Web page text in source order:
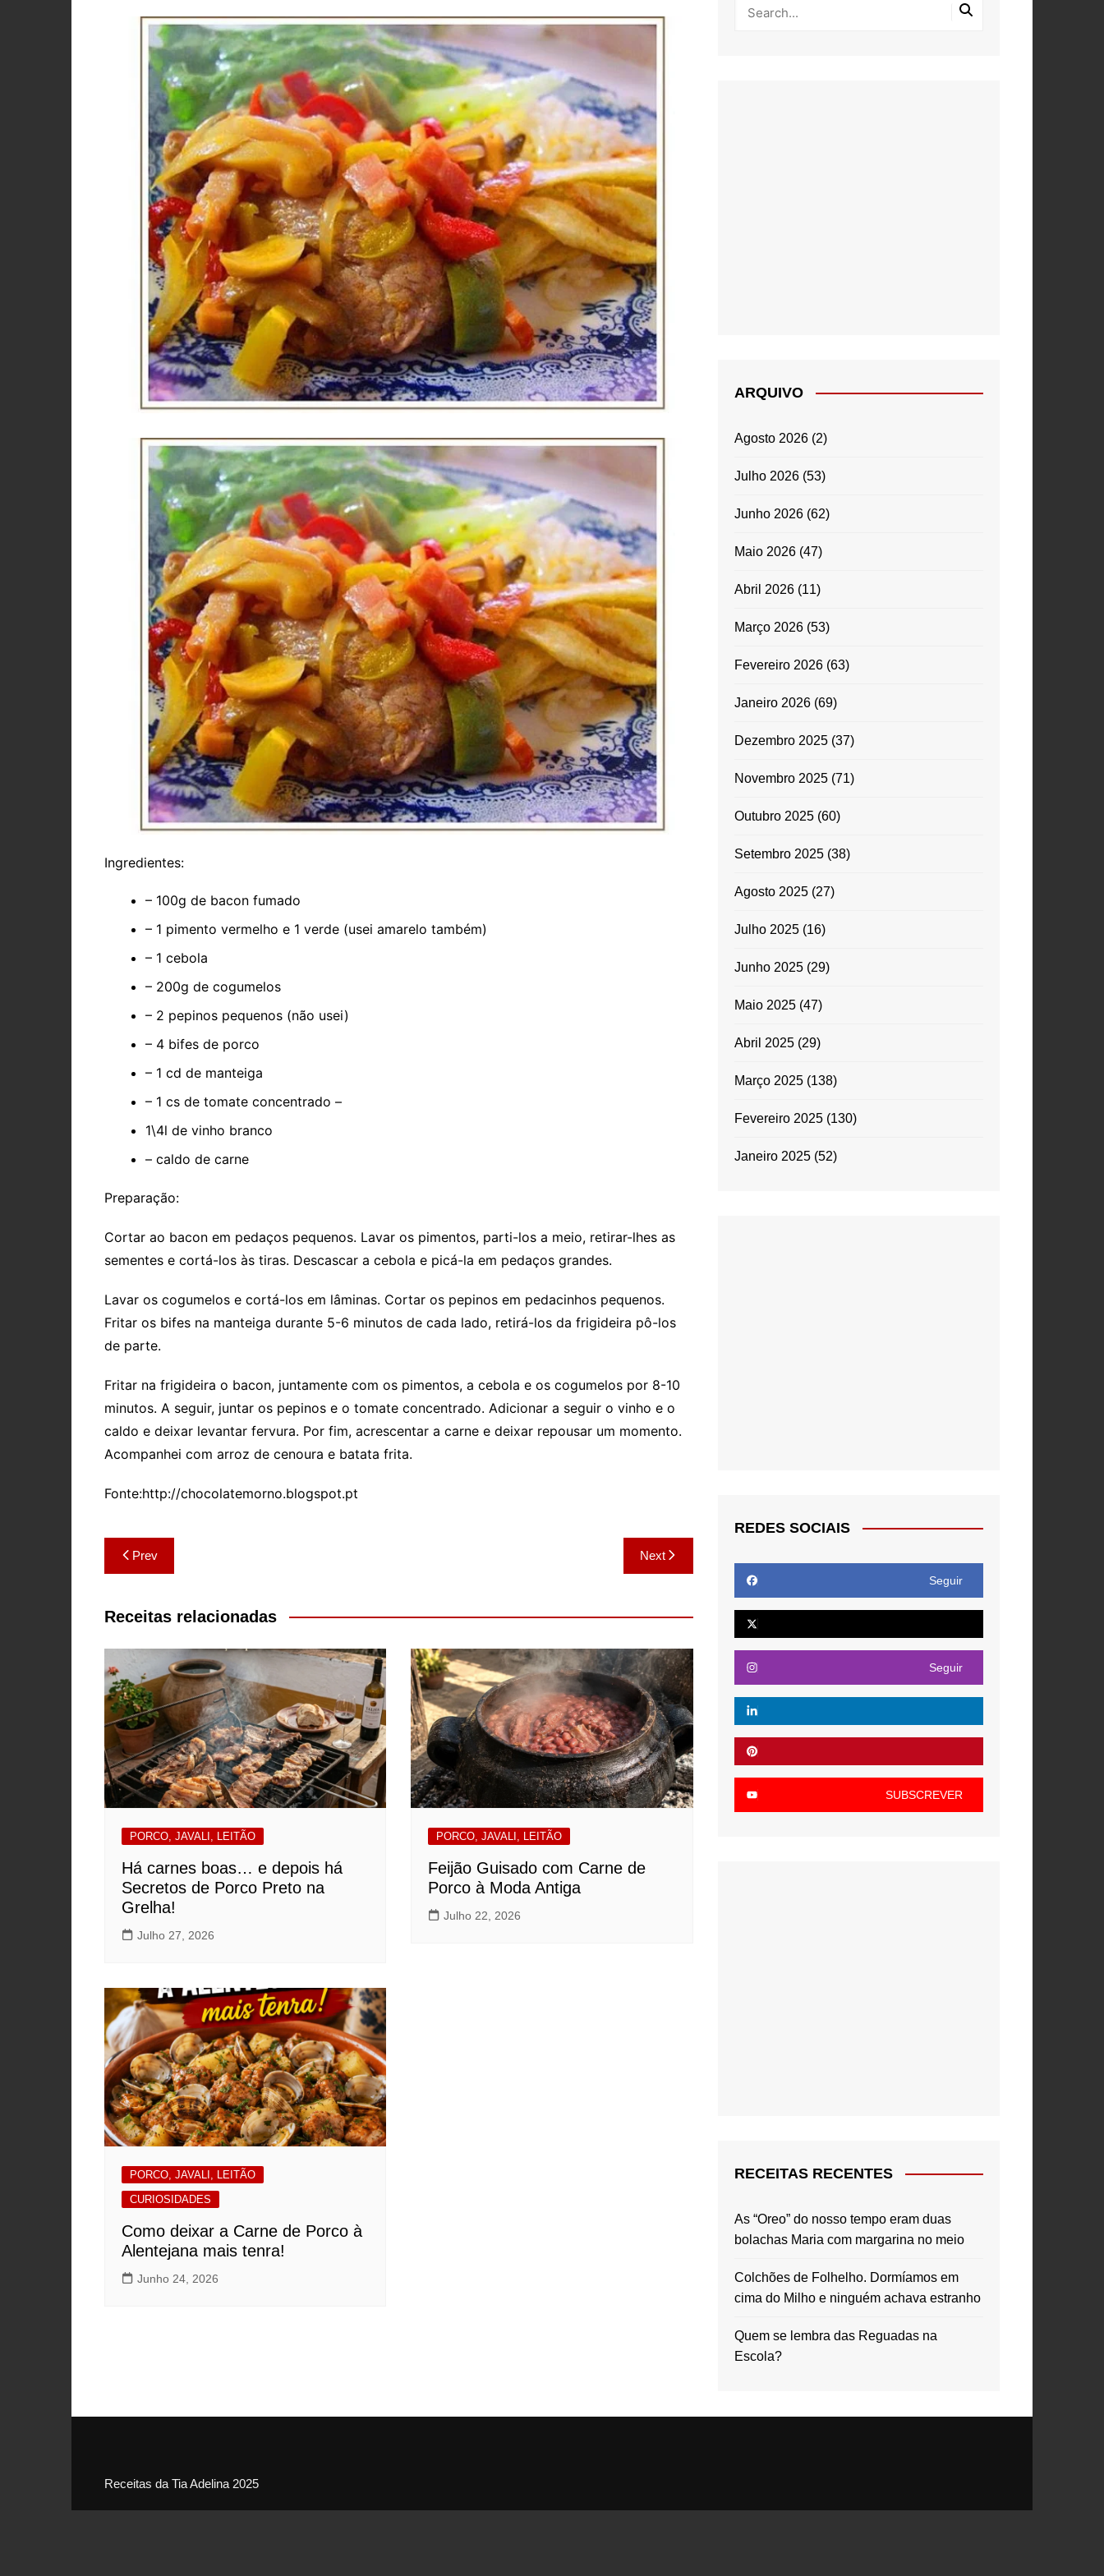
VACA, VITELA, NOVILHO
SALADAS
MIGAS E AÇORDAS
PETISCOS
QUICHES
Ingredientes:
– 100g de bacon fumado
– 1 pimento vermelho e 1 verde (usei amarelo também)
– 1 cebola
– 200g de cogumelos
– 2 pepinos pequenos (não usei)
– 4 bifes de porco
– 1 cd de manteiga
– 1 cs de tomate concentrado –
1\4l de vinho branco
– caldo de carne
Preparação:
Cortar ao bacon em pedaços pequenos. Lavar os pimentos, parti-los a meio, retirar-lhes as
sementes e cortá-los às tiras. Descascar a cebola e picá-la em pedaços grandes.
Lavar os cogumelos e cortá-los em lâminas. Cortar os pepinos em pedacinhos pequenos.
Fritar os bifes na manteiga durante 5-6 minutos de cada lado, retirá-los da frigideira pô-los
de parte.
Fritar na frigideira o bacon, juntamente com os pimentos, a cebola e os cogumelos por 8-10
minutos. A seguir, juntar os pepinos e o tomate concentrado. Adicionar a seguir o vinho e o
caldo e deixar levantar fervura. Por fim, acrescentar a carne e deixar repousar um momento.
Acompanhei com arroz de cenoura e batata frita.
Fonte:http://chocolatemorno.blogspot.pt
Navegação
de
artigos
Prev Next
Receitas relacionadas
PORCO, JAVALI, LEITÃO
Há carnes boas… e depois há
Secretos de Porco Preto na
Grelha!
Julho 27, 2026
PORCO, JAVALI, LEITÃO
Feijão Guisado com Carne de
Porco à Moda Antiga
Julho 22, 2026
PORCO, JAVALI, LEITÃO
CURIOSIDADES
Como deixar a Carne de Porco à
Alentejana mais tenra!
Junho 24, 2026
ARQUIVO
Agosto 2026(2)
Julho 2026(53)
Junho 2026(62)
Maio 2026(47)
Abril 2026(11)
Março 2026(53)
Fevereiro 2026(63)
Janeiro 2026(69)
Dezembro 2025(37)
Novembro 2025(71)
Outubro 2025(60)
Setembro 2025(38)
Agosto 2025(27)
Julho 2025(16)
Junho 2025(29)
Maio 2025(47)
Abril 2025(29)
Março 2025(138)
Fevereiro 2025(130)
Janeiro 2025(52)
REDES SOCIAIS
Seguir
Seguir
SUBSCREVER
RECEITAS RECENTES
As “Oreo” do nosso tempo eram duas
bolachas Maria com margarina no meio
Colchões de Folhelho. Dormíamos em
cima do Milho e ninguém achava estranho
Quem se lembra das Reguadas na
Escola?
Receitas da Tia Adelina 2025